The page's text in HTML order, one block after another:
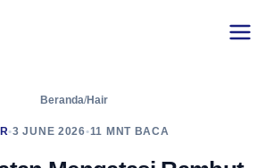
Beranda/Hair
•3 JUNE 2026•11 MNT BACA